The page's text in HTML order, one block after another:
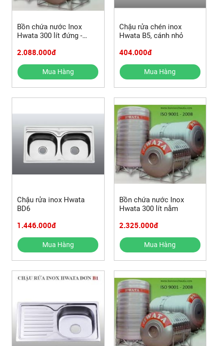
Bồn chứa nước Inox
Hwata 300 lít đứng -
2.088.000đ
Mua Hàng
Chậu rửa chén inox
Hwata B5, cánh nhỏ
404.000đ
Mua Hàng
Chậu rửa inox Hwata
BD6
1.446.000đ
Mua Hàng
Bồn chứa nước Inox
Hwata 300 lít nằm
2.325.000đ
Mua Hàng